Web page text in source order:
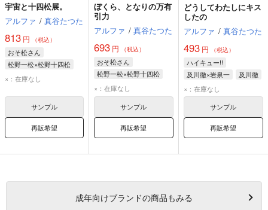
宇宙と十四松展。
アルファ / 真谷たつた
813 円 （税込）
おそ松さん
松野一松×松野十四松
松野十四松
×：在庫なし
サンプル
再販希望
ぼくら、となりの万有
引力
アルファ / 真谷たつた
693 円 （税込）
おそ松さん
松野一松×松野十四松
松野一松
×：在庫なし
サンプル
再販希望
どうしてわたしにキス
したの
アルファ / 真谷たつた
493円 （税込）
ハイキュー!!
及川徹×岩泉一
及川徹
岩泉一
×：在庫なし
サンプル
再販希望
成年向けブランドの商品もみる